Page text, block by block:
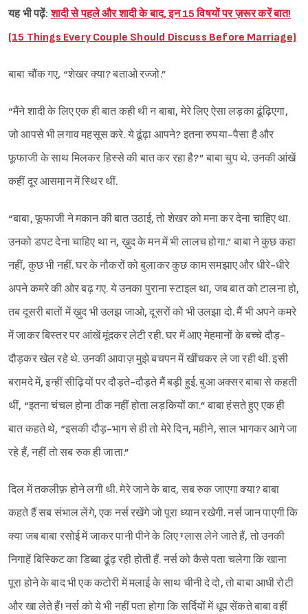
यह भी पढ़ें:शादी से पहले और शादी के बाद, इन 15 विषयों पर ज़रूर करें बात!
(15 Things Every Couple Should Discuss Before Marriage)
बाबा चौंक गए, “शेखर क्या? बताओ रज्जो.”
“मैंने शादी के लिए एक ही बात कही थी न बाबा, मेरे लिए ऐसा लड़का ढूंढ़िएगा,
जो आपसे भी लगाव महसूस करे. ये ढूंढ़ा आपने? इतना रुपया-पैसा है और
फूफाजी के साथ मिलकर हिस्से की बात कर रहा है?” बाबा चुप थे. उनकी आंखें
कहीं दूर आसमान में स्थिर थीं.
“बाबा, फूफाजी ने मकान की बात उठाई, तो शेखर को मना कर देना चाहिए था.
उनको डपट देना चाहिए था न, ख़ुद के मन में भी लालच होगा.” बाबा ने कुछ कहा
नहीं, कुछ भी नहीं. घर के नौकरों को बुलाकर कुछ काम समझाए और धीरे-धीरे
अपने कमरे की ओर बढ़ गए. ये उनका पुराना स्टाइल था, जब बात को टालना हो,
तब दूसरी बातों में ख़ुद भी उलझ जाओ, दूसरों को भी उलझा दो. मैं भी अपने कमरे
में जाकर बिस्तर पर आंखें मूंदकर लेटी रही. घर में आए मेहमानों के बच्चे दौड़-
दौड़कर खेल रहे थे. उनकी आवाज़ मुझे बचपन में खींचकर ले जा रही थी. इसी
बरामदे में, इन्हीं सीढ़ियों पर दौड़ते-दौड़ते मैं बड़ी हुई. बुआ अक्सर बाबा से कहती
थीं, “इतना चंचल होना ठीक नहीं होता लड़कियों का.” बाबा हंसते हुए एक ही
बात कहते थे, “इसकी दौड़-भाग से ही तो मेरे दिन, महीने, साल भागकर आगे जा
रहे हैं, नहीं तो सब रुक ही जाता.”
दिल में तकलीफ़ होने लगी थी. मेरे जाने के बाद, सब रुक जाएगा क्या? बाबा
कहते हैं सब संभाल लेंगे, एक नर्स रखेंगे जो पूरा ध्यान रखेगी. नर्स जान पाएगी कि
क्या जब बाबा रसोई में जाकर पानी पीने के लिए ग्लास लेने जाते हैं, तो उनकी
निगाहें बिस्किट का डिब्बा ढूंढ़ रही होती हैं. नर्स को कैसे पता चलेगा कि खाना
पूरा होने के बाद भी एक कटोरी में मलाई के साथ चीनी दे दो, तो बाबा आधी रोटी
और खा लेते हैं! नर्स को ये भी नहीं पता होगा कि सर्दियों में धूप सेंकते बाबा वहीं